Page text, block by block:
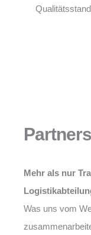
Mehr als nur
Was uns vom